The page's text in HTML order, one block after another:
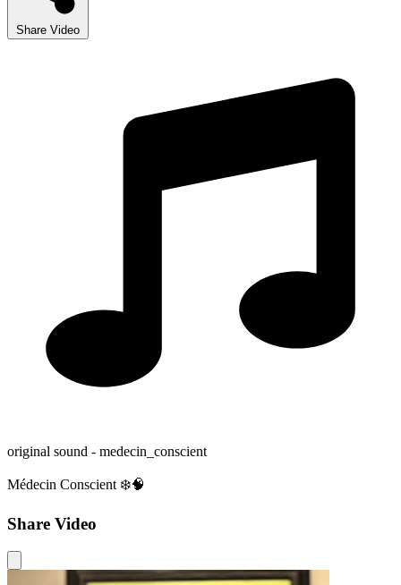
Share Video
original sound - medecin_conscient
Médecin Conscient ❄️🧠
Share Video